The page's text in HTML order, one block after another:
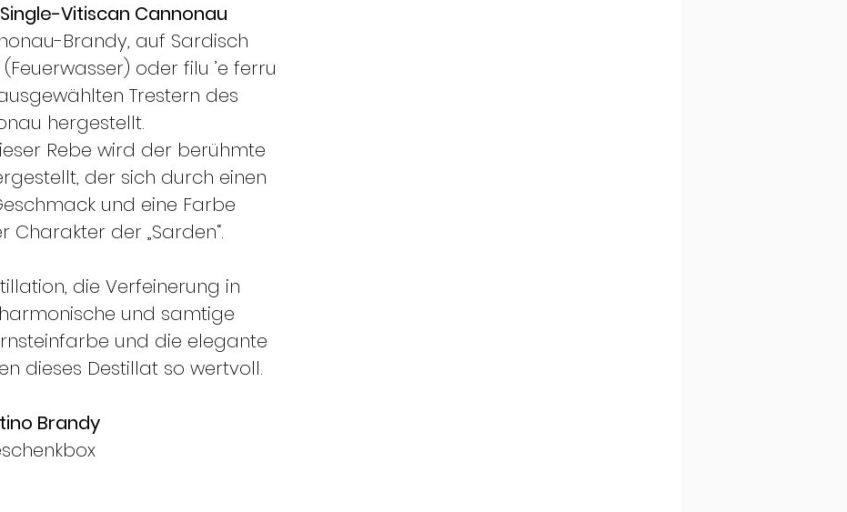
Vitiscan Cannonau
Brandy, auf Sardisch
oder filu ’e ferru
Trestern des
hergestellt.
Rebe wird der berühmte
der sich durch einen
und eine Farbe
Charakter der „Sarden“.
die Verfeinerung in
und samtige
und die elegante
dieses Destillat so wertvoll.
Brandy